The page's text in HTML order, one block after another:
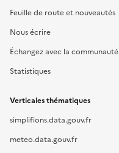
Feuille de route et nouveautés
Nous écrire
Échangez avec la communauté
Statistiques
Verticales thématiques
simplifions.data.gouv.fr
meteo.data.gouv.fr